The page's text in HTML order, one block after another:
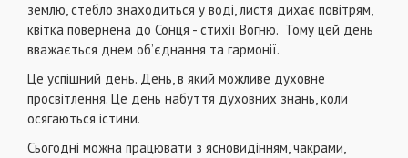
землю, стебло знаходиться у воді, листя дихає повітрям,
квітка повернена до Сонця - стихії Вогню. Тому цей день
вважається днем об’єднання та гармонії.
Це успішний день. День, в який можливе духовне
просвітлення. Це день набуття духовних знань, коли
осягаються істини.
Сьогодні можна працювати з ясновидінням, чакрами,